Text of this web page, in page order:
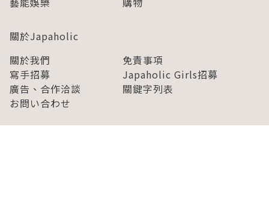
關於Japaholic
關於我們
免責事項
寫手招募
Japaholic Girls招募
廣告、合作洽談
關鍵字列表
お問い合わせ